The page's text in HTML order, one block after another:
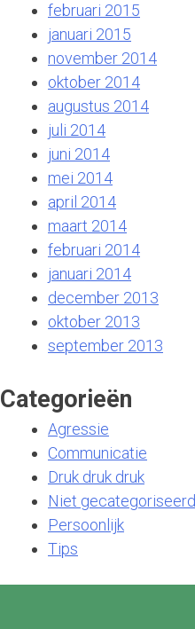
februari 2015
januari 2015
november 2014
oktober 2014
augustus 2014
juli 2014
juni 2014
mei 2014
april 2014
maart 2014
februari 2014
januari 2014
december 2013
oktober 2013
september 2013
Categorieën
Agressie
Communicatie
Druk druk druk
Niet gecategoriseerd
Persoonlijk
Tips